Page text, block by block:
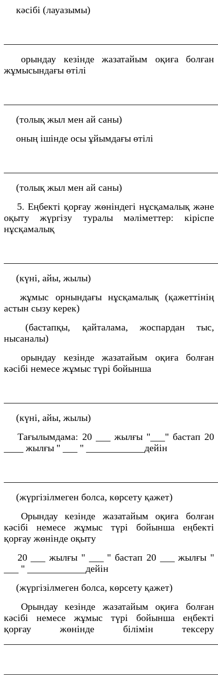
кәсібі (лауазымы)
орындау кезінде жазатайым оқиға болған
жұмысындағы өтілі
(толық жыл мен ай саны)
оның ішінде осы ұйымдағы өтілі
(толық жыл мен ай саны)
5. Еңбекті қорғау жөніндегі нұсқамалық және
оқыту жүргізу туралы мәліметтер: кіріспе
нұсқамалық
(күні, айы, жылы)
жұмыс орнындағы нұсқамалық (қажеттінің
астын сызу керек)
(бастапқы, қайталама, жоспардан тыс,
нысаналы)
орындау кезінде жазатайым оқиға болған
кәсібі немесе жұмыс түрі бойынша
(күні, айы, жылы)
Тағылымдама: 20 ___ жылғы "___" бастап 20
____ жылғы " ___ " ____________дейін
(жүргізілмеген болса, көрсету қажет)
Орындау кезінде жазатайым оқиға болған
кәсібі немесе жұмыс түрі бойынша еңбекті
қорғау жөнінде оқыту
20 ___ жылғы " ___ " бастап 20 ___ жылғы "
___ " ____________дейін
(жүргізілмеген болса, көрсету қажет)
Орындау кезінде жазатайым оқиға болған
кәсібі немесе жұмыс түрі бойынша еңбекті
қорғау жөнінде білімін тексеру